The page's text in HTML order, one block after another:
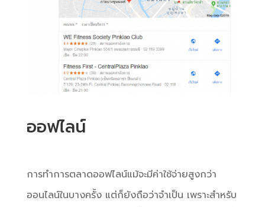
ออฟไลน์
การทำการตลาดออฟไลน์แม้จะมีค่าใช้จ่ายสูงกว่า
ออนไลน์ในบางครั้ง แต่ก็ยังถือว่าจำเป็น เพราะสำหรับ